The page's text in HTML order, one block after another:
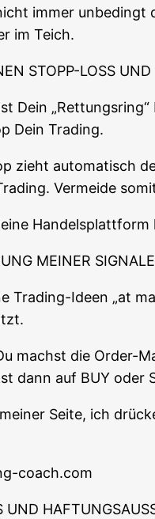
immer
im Teich.
STOPP-LOSS
Dein
Dein Trading.
zieht auto­ma­tisch
Ver­mei­de
MEINER SIGNALE
Tra­ding-Ideen „at
machst die Order-
dann auf BUY oder
Sei­te, ich
coach.com
UND